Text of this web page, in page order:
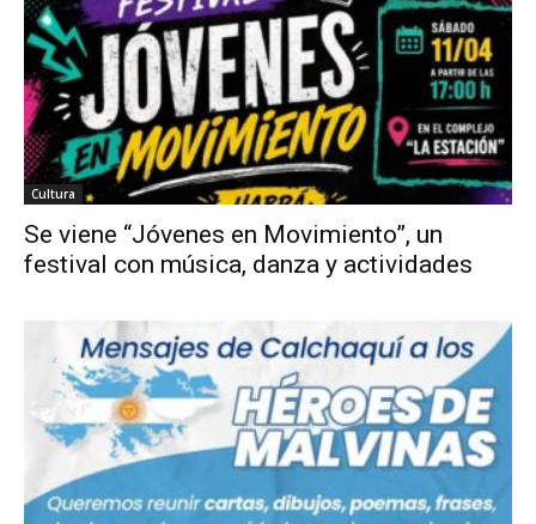
Cultura
Se viene “Jóvenes en Movimiento”, un
festival con música, danza y actividades